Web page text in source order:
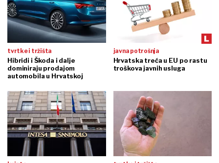
tvrtke i tržišta
Hibridi i Škoda i dalje
dominiraju prodajom
automobila u Hrvatskoj
javna potrošnja
Hrvatska treća u EU po rastu
troškova javnih usluga